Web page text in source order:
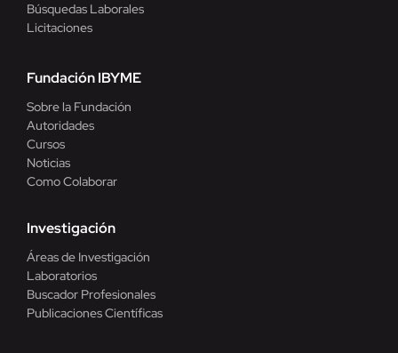
Búsquedas Laborales
Licitaciones
Fundación IBYME
Sobre la Fundación
Autoridades
Cursos
Noticias
Como Colaborar
Investigación
Áreas de Investigación
Laboratorios
Buscador Profesionales
Publicaciones Científicas